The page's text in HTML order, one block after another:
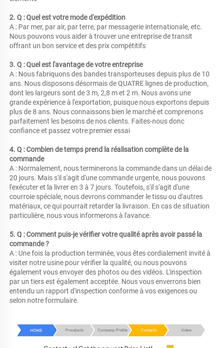
2. Q : Quel est votre mode d'expédition
A : Par mer, par air, par terre, par messagerie internationale, etc.
Nous pouvons vous aider à trouver une entreprise de transit
offrant un bon service et des prix compétitifs
3. Q : Quel est l'avantage de votre entreprise
A : Nous fabriquons des bandes transporteuses depuis plus de 10
ans. Nous disposons désormais de QUATRE lignes de production,
dont les largeurs sont de 3 m, 2,8 m et 2 m. Nous avons une
grande expérience à l'exportation, puisque nous exportons depuis
plus de 8 ans. Nous connaissons bien le marché et comprenons
parfaitement les besoins de nos clients. Faites-nous donc
confiance et passez votre premier essai
4. Q : Combien de temps prend la réalisation complète de la
commande
A : Normalement, nous terminerons la commande dans un délai de
20 jours. Mais s'il s'agit d'une commande urgente, nous pouvons
l'exécuter et la livrer en 3 à 7 jours. Toutefois, s'il s'agit d'une
courroie spéciale, nous devrons commander le tissu ou d'autres
matériaux, ce qui pourrait retarder la livraison. En cas de situation
particulière, nous vous informerons à l'avance.
5. Q : Comment puis-je vérifier votre qualité après avoir passé la
commande ?
A : Une fois la production terminée, vous êtes cordialement invité à
visiter notre usine pour vérifier la qualité, ou nous pouvons
également vous envoyer des photos ou des vidéos. L'inspection
par un tiers est également acceptée. Nous vous enverrons bien
entendu un rapport d'inspection conforme à vos exigences ou
selon notre formulaire.